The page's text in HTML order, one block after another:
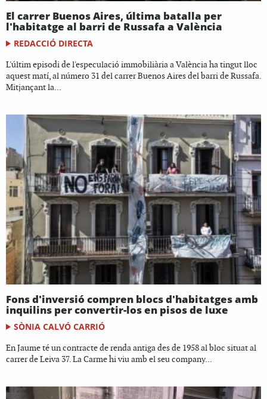
El carrer Buenos Aires, última batalla per
l'habitatge al barri de Russafa a València
REDACCIÓ DIRECTA
L'últim episodi de l'especulació immobiliària a València ha tingut lloc
aquest matí, al número 31 del carrer Buenos Aires del barri de Russafa.
Mitjançant la...
Fons d'inversió compren blocs d'habitatges amb
inquilins per convertir-los en pisos de luxe
SÒNIA CALVÓ CARRIÓ
En Jaume té un contracte de renda antiga des de 1958 al bloc situat al
carrer de Leiva 37. La Carme hi viu amb el seu company...